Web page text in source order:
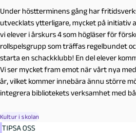
Under höstterminens gång har
utvecklats ytterligare, mycket på initiativ
vi elever i årskurs 4 som högläser för
rollspelsgrupp som träffas regelbundet
starta en schackklubb! En del elever
Vi ser mycket fram emot när vårt nya
år, vilket kommer innebära ännu större
integrera bibliotekets verksamhet med
Kultur i skolan
TIPSA OSS